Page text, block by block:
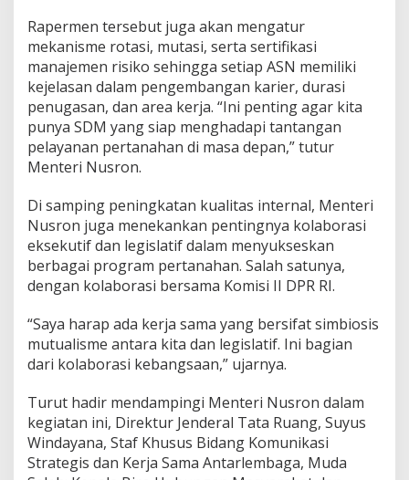
Rapermen tersebut juga akan mengatur
mekanisme rotasi, mutasi, serta sertifikasi
manajemen risiko sehingga setiap ASN memiliki
kejelasan dalam pengembangan karier, durasi
penugasan, dan area kerja. “Ini penting agar kita
punya SDM yang siap menghadapi tantangan
pelayanan pertanahan di masa depan,” tutur
Menteri Nusron.
Di samping peningkatan kualitas internal, Menteri
Nusron juga menekankan pentingnya kolaborasi
eksekutif dan legislatif dalam menyukseskan
berbagai program pertanahan. Salah satunya,
dengan kolaborasi bersama Komisi II DPR RI.
“Saya harap ada kerja sama yang bersifat simbiosis
mutualisme antara kita dan legislatif. Ini bagian
dari kolaborasi kebangsaan,” ujarnya.
Turut hadir mendampingi Menteri Nusron dalam
kegiatan ini, Direktur Jenderal Tata Ruang, Suyus
Windayana, Staf Khusus Bidang Komunikasi
Strategis dan Kerja Sama Antarlembaga, Muda